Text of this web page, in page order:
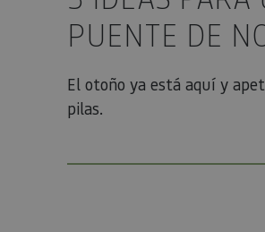
PUENTE DE
El otoño ya está aquí y
pilas.